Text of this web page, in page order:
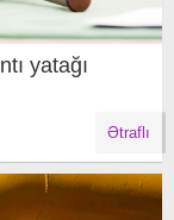
yatağı
Ətraflı